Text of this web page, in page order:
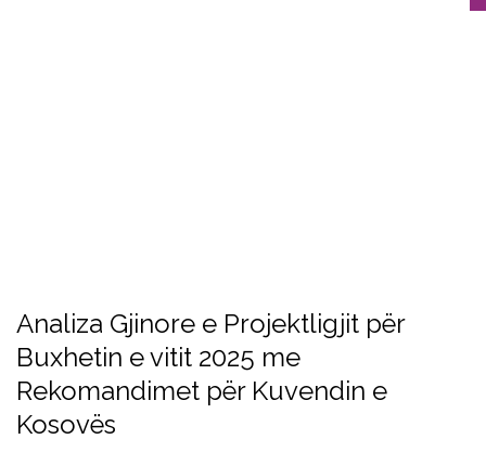
Analiza Gjinore e Projektligjit për
Buxhetin e vitit 2025 me
Rekomandimet për Kuvendin e
Kosovës